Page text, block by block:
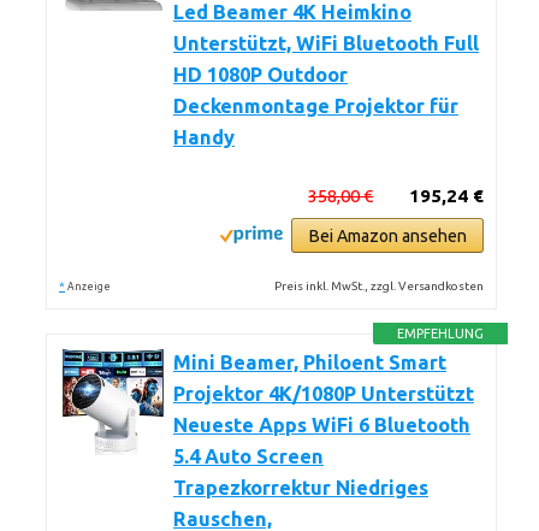
Led Beamer 4K Heimkino
Unterstützt, WiFi Bluetooth Full
HD 1080P Outdoor
Deckenmontage Projektor für
Handy
195,24 €
358,00 €
Bei Amazon ansehen
* Anzeige Preis inkl. MwSt., zzgl. Versandkosten
EMPFEHLUNG
Mini Beamer, Philoent Smart
Projektor 4K/1080P Unterstützt
Neueste Apps WiFi 6 Bluetooth
5.4 Auto Screen
Trapezkorrektur Niedriges
Rauschen,